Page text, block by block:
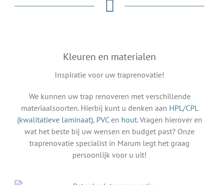
Kleuren en materialen
Inspiratie voor uw traprenovatie!
We kunnen uw trap renoveren met verschillende
materiaalsoorten. Hierbij kunt u denken aan HPL/CPL
(kwalitatieve laminaat), PVCen hout. Vragen hierover en
wat het beste bij uw wensen en budget past? Onze
traprenovatie specialist in Marum legt het graag
persoonlijk voor u uit!